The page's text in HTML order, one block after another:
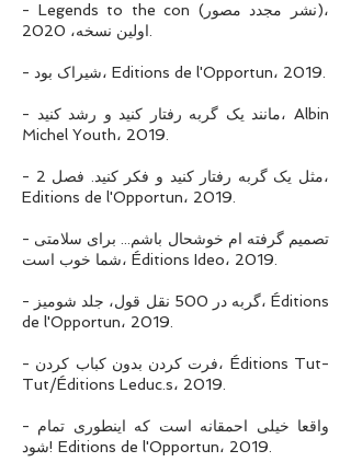
- Legends to the con (نشر مجدد مصور)،
- شیراک بود، Editions de l'Opportun، 2019.
- مانند یک گربه رفتار کنید و رشد کنید، Albin
Michel Youth، 2019.
- مثل یک گربه رفتار کنید و فکر کنید. فصل 2،
Editions de l'Opportun، 2019.
- تصمیم گرفته ام خوشحال باشم... برای سلامتی
شما خوب است، Éditions Ideo، 2019.
- گربه در 500 نقل قول، جلد شومیز، Éditions
de l'Opportun، 2019.
- فرت کردن بدون کباب کردن، Éditions Tut-
Tut/Éditions Leduc.s، 2019.
- واقعا خیلی احمقانه است که اینطوری تمام
شود! Editions de l'Opportun، 2019.